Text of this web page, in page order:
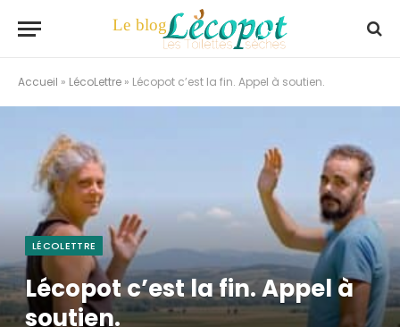
Accueil » LécoLettre » Lécopot c’est la fin. Appel à soutien.
LÉCOLETTRE
Lécopot c’est la fin. Appel à
soutien.